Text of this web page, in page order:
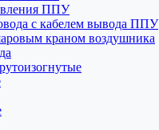
ППУ
с кабелем вывода ППУ
краном воздушника